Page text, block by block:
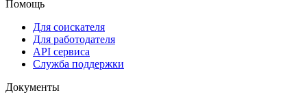
Помощь
Для соискателя
Для работодателя
API сервиса
Служба поддержки
Документы